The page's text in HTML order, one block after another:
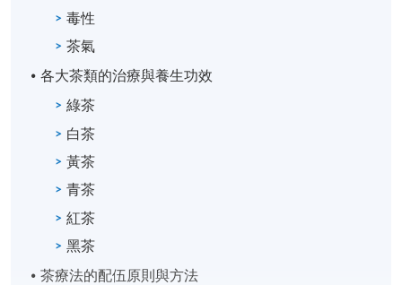
毒性
茶氣
各大茶類的治療與養生功效
綠茶
白茶
黃茶
青茶
紅茶
黑茶
茶療法的配伍原則與方法